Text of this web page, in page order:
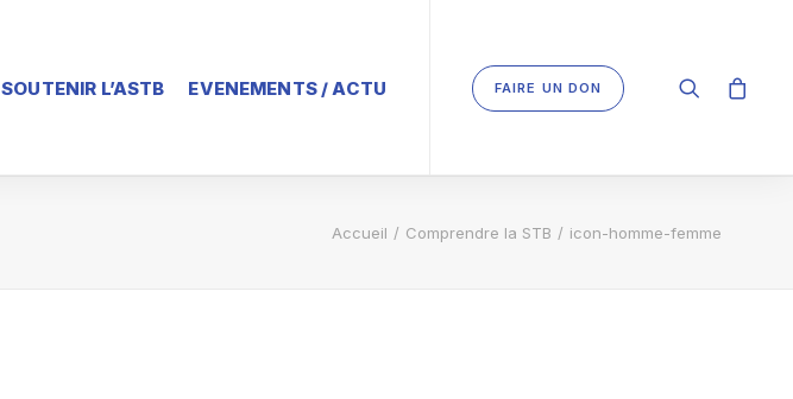
SOUTENIR L’ASTB EVENEMENTS / ACTU FAIRE UN DON
Accueil Comprendre la STB icon-homme-femme